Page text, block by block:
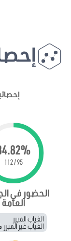
95 / 112
الحضور في
العامة
الغياب المبرر
الغياب غير المبرر